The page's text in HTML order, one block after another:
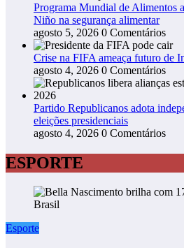
Programa Mundial de Alimentos
Niño na segurança alimentar
agosto 5, 2026 0 Comentários
Crise na FIFA ameaça futuro de
agosto 4, 2026 0 Comentários
Partido Republicanos adota
eleições presidenciais
agosto 4, 2026 0 Comentários
ESPORTE
Esporte